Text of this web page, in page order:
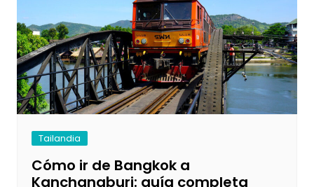
Tailandia
Cómo ir de Bangkok a
Kanchanaburi: guía completa